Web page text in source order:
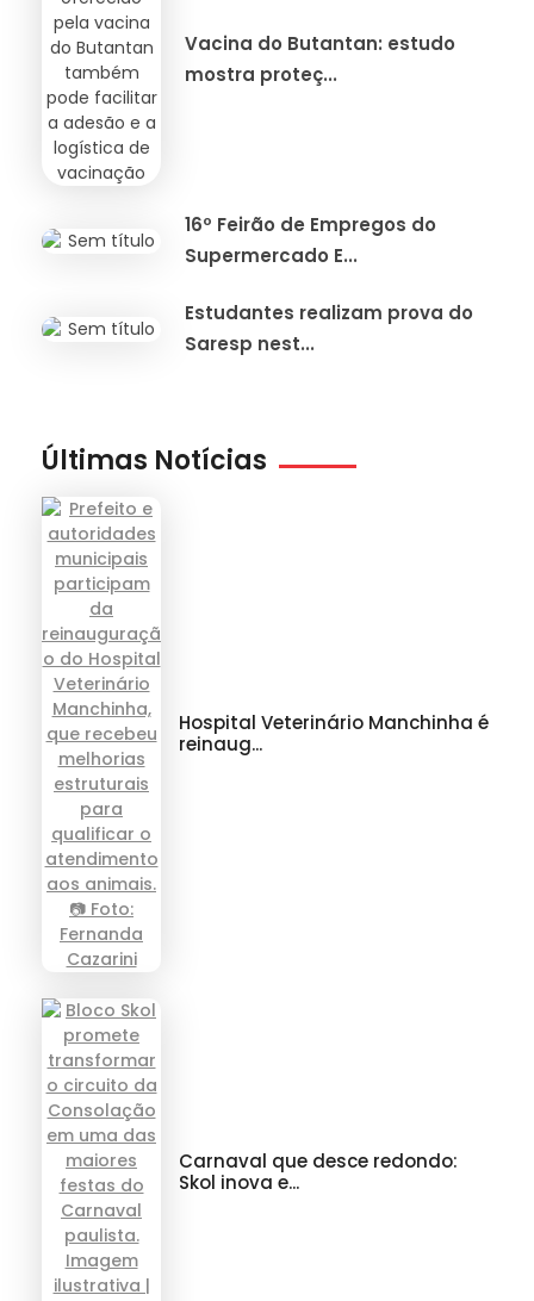
Vacina do Butantan: estudo
mostra proteç...
16º Feirão de Empregos do
Supermercado E...
Estudantes realizam prova do
Saresp nest...
Últimas Notícias
Hospital Veterinário Manchinha é
reinaug...
Carnaval que desce redondo:
Skol inova e...